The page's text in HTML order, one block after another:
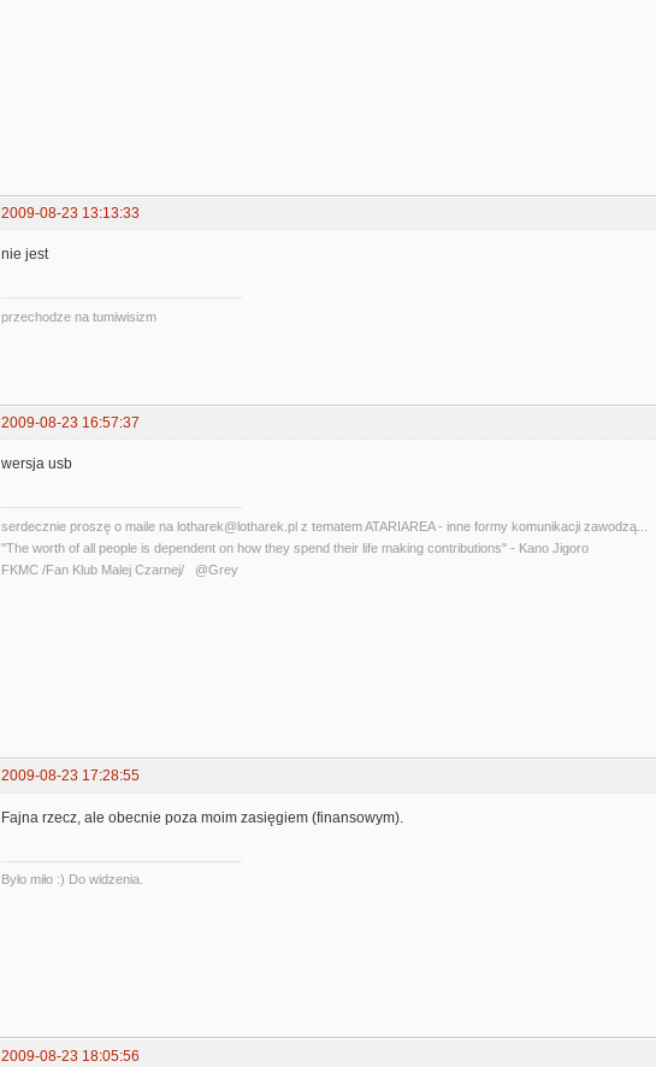
2009-08-23 13:13:33
nie jest
przechodze na tumiwisizm
2009-08-23 16:57:37
wersja usb
serdecznie proszę o maile na lotharek@lotharek.pl z tematem ATARIAREA - inne formy komunikacji zawodzą...
"The worth of all people is dependent on how they spend their life making contributions" - Kano Jigoro
FKMC /Fan Klub Malej Czarnej/ @Grey
2009-08-23 17:28:55
Fajna rzecz, ale obecnie poza moim zasięgiem (finansowym).
Było miło :) Do widzenia.
2009-08-23 18:05:56